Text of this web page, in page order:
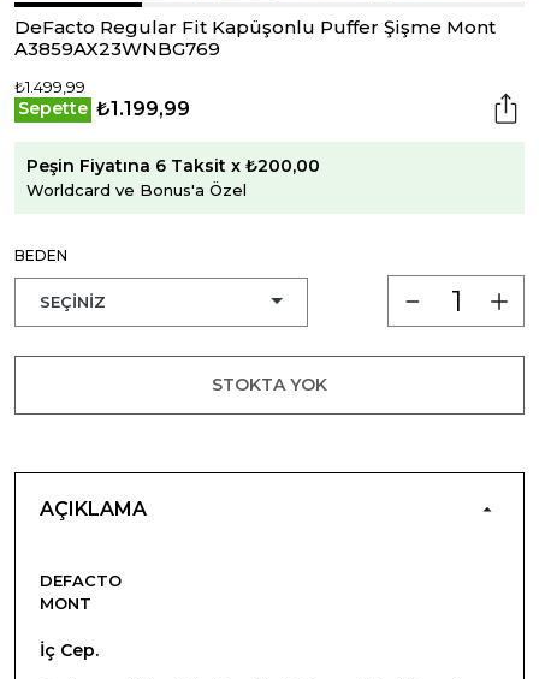
DeFacto Regular Fit Kapüşonlu Puffer Şişme Mont
A3859AX23WNBG769
₺1.499,99
Sepette ₺1.199,99
Peşin Fiyatına 6 Taksit x ₺200,00
Worldcard ve Bonus'a Özel
BEDEN
STOKTA YOK
AÇIKLAMA
DEFACTO
MONT
İç Cep.